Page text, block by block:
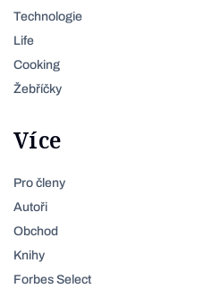
Technologie
Life
Cooking
Žebříčky
Více
Pro členy
Autoři
Obchod
Knihy
Forbes Select